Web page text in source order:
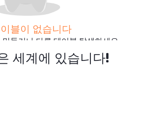
블이 없습니다
들거나 다른 테이블 탐색하세요
많은 테이블 검색
세계에 있습니다!